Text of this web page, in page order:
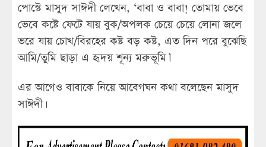
পোস্টে মাসুদ সাঈদী লেখেন, ‘বাবা ও বাবা! তোমায় ভেবে
ভেবে কষ্টে ফেটে যায় বুক/অপলক চেয়ে চেয়ে লোনা জলে
ভরে যায় চোখ/বিরহের কষ্ট বড় কষ্ট, এত দিন পরে বুঝেছি
আমি/তুমি ছাড়া এ হৃদয় শূন্য মরুভূমি।’
এর আগেও বাবাকে নিয়ে আবেগঘন কথা বলেছেন মাসুদ
সাঈদী।